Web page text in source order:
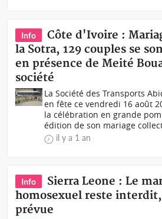
Info
Côte d'Ivoire :
la Sotra, 129 couples se
en présence de Meité
société
La Société des Transports
en fête ce vendredi 16 août
la célébration en grande
édition de son mariage
il y a 1 an
Info
Sierra Leone : Le
homosexuel reste
prévue